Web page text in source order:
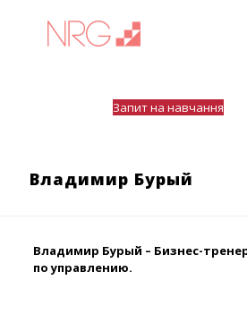
Запит на навчання
Владимир Бурый
Владимир Бурый – Бизнес-
по управлению.